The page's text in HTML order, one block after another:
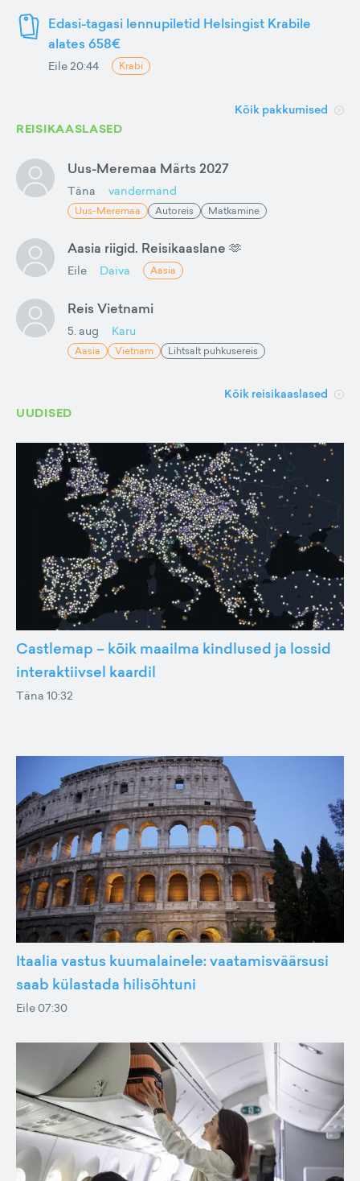
Edasi-tagasi lennupiletid Helsingist Krabile
alates 658€
Eile 20:44 Krabi
Kõik pakkumised
REISIKAASLASED
Uus-Meremaa Märts 2027
Täna vandermand
Uus-Meremaa Autoreis Matkamine
Aasia riigid. Reisikaaslane 🫶
Eile Daiva Aasia
Reis Vietnami
5. aug Karu
Aasia Vietnam Lihtsalt puhkusereis
Kõik reisikaaslased
UUDISED
Castlemap – kõik maailma kindlused ja lossid
interaktiivsel kaardil
Täna 10:32
Itaalia vastus kuumalainele: vaatamisväärsusi
saab külastada hilisõhtuni
Eile 07:30